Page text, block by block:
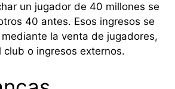
un jugador de 40 millones se
40 antes. Esos ingresos se
la venta de jugadores,
o ingresos externos.